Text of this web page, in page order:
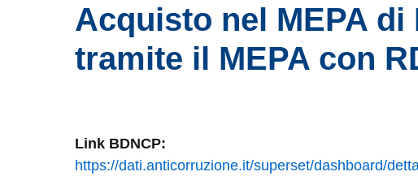
Acquisto nel MEPA di
tramite il MEPA con
Link BDNCP:
https://dati.anticorruzione.it/superset/dashboard/